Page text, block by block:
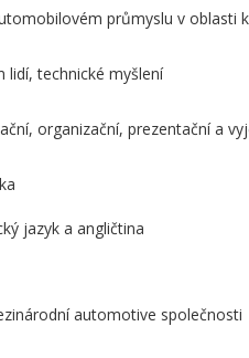
průmyslu v oblasti
lidí, technické myšlení
organizační, prezentační a
jazyk a angličtina
automotive společnosti